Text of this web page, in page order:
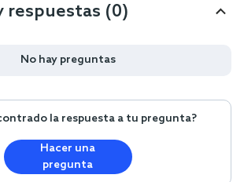
respuestas (0)
No hay preguntas
la respuesta a tu pregunta?
Hacer una
pregunta